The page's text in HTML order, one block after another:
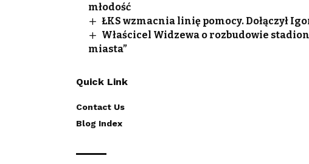
młodość
ŁKS wzmacnia linię pomocy. Dołączył
Właścicel Widzewa o rozbudowie
miasta”
Quick Link
Contact Us
Blog Index